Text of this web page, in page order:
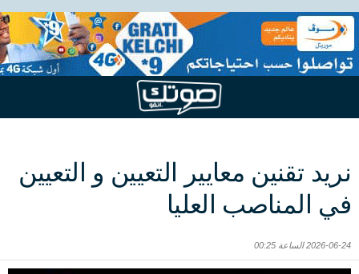
نريد تقنين معايير التعيين و التعيين
في المناصب العليا
2026-06-24 الساعة 00:25